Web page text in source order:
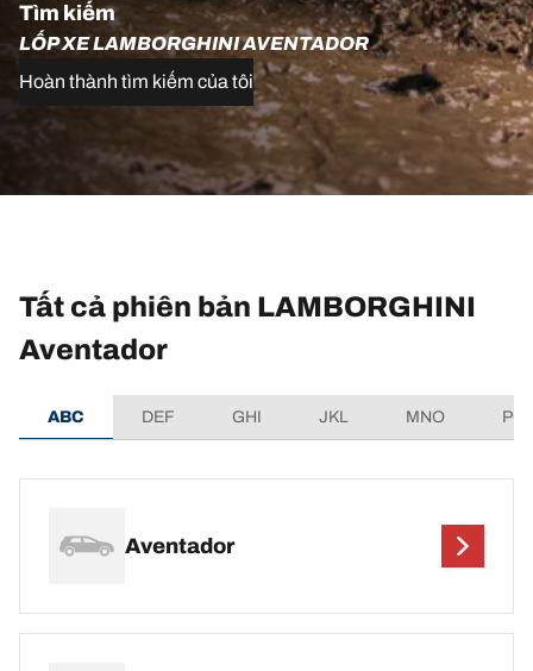
Tìm kiếm
LỐP XE LAMBORGHINI AVENTADOR
Hoàn thành tìm kiếm của tôi
Tất cả phiên bản LAMBORGHINI
Aventador
ABC DEF GHI JKL MNO
Aventador